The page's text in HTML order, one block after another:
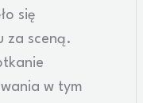
się
za sceną.
w tym